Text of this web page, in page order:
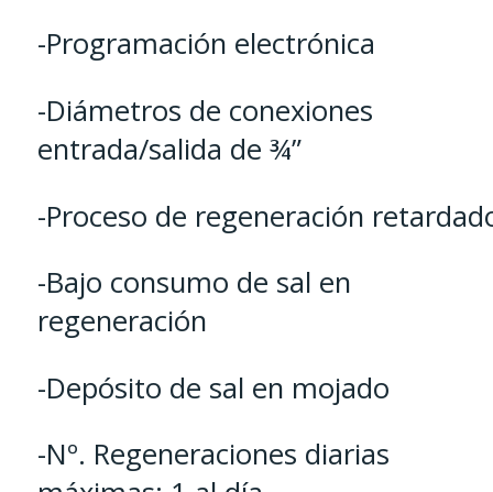
-Programación electrónica
-Diámetros de conexiones
entrada/salida de ¾”
-Proceso de regeneración
-Bajo consumo de sal en
regeneración
-Depósito de sal en mojado
-Nº. Regeneraciones diarias